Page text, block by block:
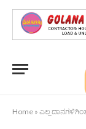
Home » ಎಲ್ಲ